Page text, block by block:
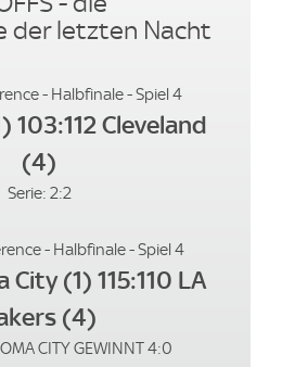
der letzten Nacht
- Halbfinale - Spiel 4
Cleveland
(4)
Serie: 2:2
- Halbfinale - Spiel 4
(1) 115:110 LA
(4)
CITY GEWINNT 4:0